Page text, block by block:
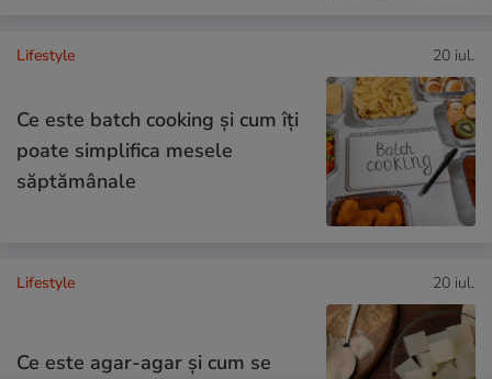
Lifestyle 20 iul.
Ce este batch cooking și cum îți
poate simplifica mesele
săptămânale
Lifestyle 20 iul.
Ce este agar-agar și cum se